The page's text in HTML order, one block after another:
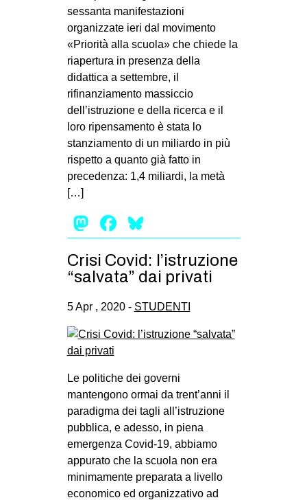
sessanta manifestazioni
organizzate ieri dal movimento
«Priorità alla scuola» che chiede la
riapertura in presenza della
didattica a settembre, il
rifinanziamento massiccio
dell’istruzione e della ricerca e il
loro ripensamento è stata lo
stanziamento di un miliardo in più
rispetto a quanto già fatto in
precedenza: 1,4 miliardi, la metà
[…]
Mastodon
Facebook
Crisi Covid: l’istruzione
“salvata” dai privati
5 Apr , 2020 - STUDENTI
Le politiche dei governi
mantengono ormai da trent’anni il
paradigma dei tagli all’istruzione
pubblica, e adesso, in piena
emergenza Covid-19, abbiamo
appurato che la scuola non era
minimamente preparata a livello
economico ed organizzativo ad